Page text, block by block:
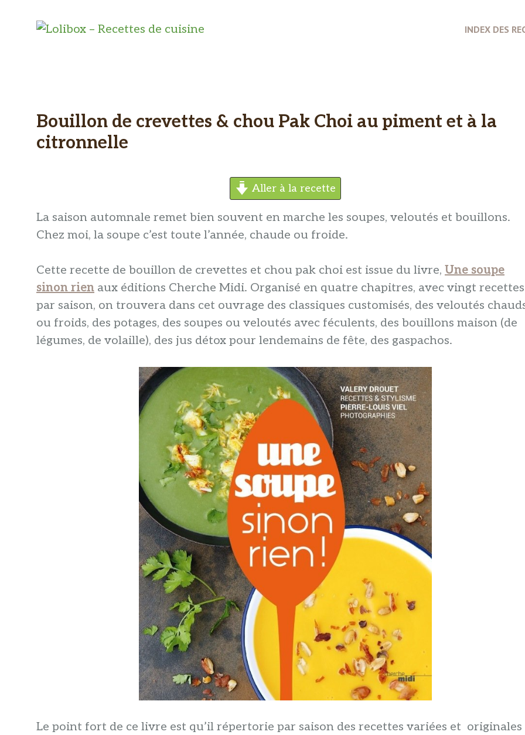
INDEX DES
Bouillon de crevettes & chou Pak Choi au piment et à la
citronnelle
Aller à la recette
La saison automnale remet bien souvent en marche les soupes, veloutés et bouillons.
Chez moi, la soupe c’est toute l’année, chaude ou froide.
Cette recette de bouillon de crevettes et chou pak choi est issue du livre, Une soupe
sinon rien aux éditions Cherche Midi. Organisé en quatre chapitres, avec vingt recettes
par saison, on trouvera dans cet ouvrage des classiques customisés, des veloutés
ou froids, des potages, des soupes ou veloutés avec féculents, des bouillons maison (de
légumes, de volaille), des jus détox pour lendemains de fête, des gaspachos.
Le point fort de ce livre est qu’il répertorie par saison des recettes variées et originales